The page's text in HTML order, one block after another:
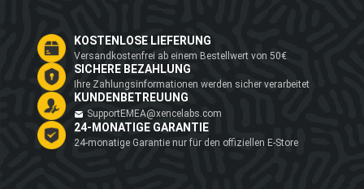
KOSTENLOSE LIEFERUNG
Versandkostenfrei ab einem Bestellwert von 50€
SICHERE BEZAHLUNG
Ihre Zahlungsinformationen werden sicher verarbeitet
KUNDENBETREUUNG
SupportEMEA@xencelabs.com
24-MONATIGE GARANTIE
24-monatige Garantie nur für den offiziellen E-Store